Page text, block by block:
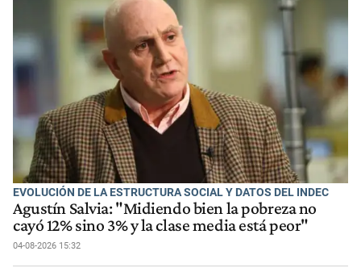
EVOLUCIÓN DE LA ESTRUCTURA SOCIAL Y DATOS DEL INDEC
Agustín Salvia: "Midiendo bien la pobreza no
cayó 12% sino 3% y la clase media está peor"
04-08-2026 15:32